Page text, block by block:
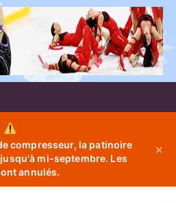
compresseur, la patinoire
mi-septembre. Les
annulés.
✕